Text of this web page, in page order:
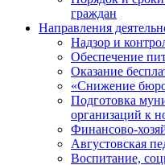
граждан
Направления
Надзор и
Обеспечение
Оказание
«Снижение
Подготовка
организаций к
Финансово-
Августовская
Воспитание,